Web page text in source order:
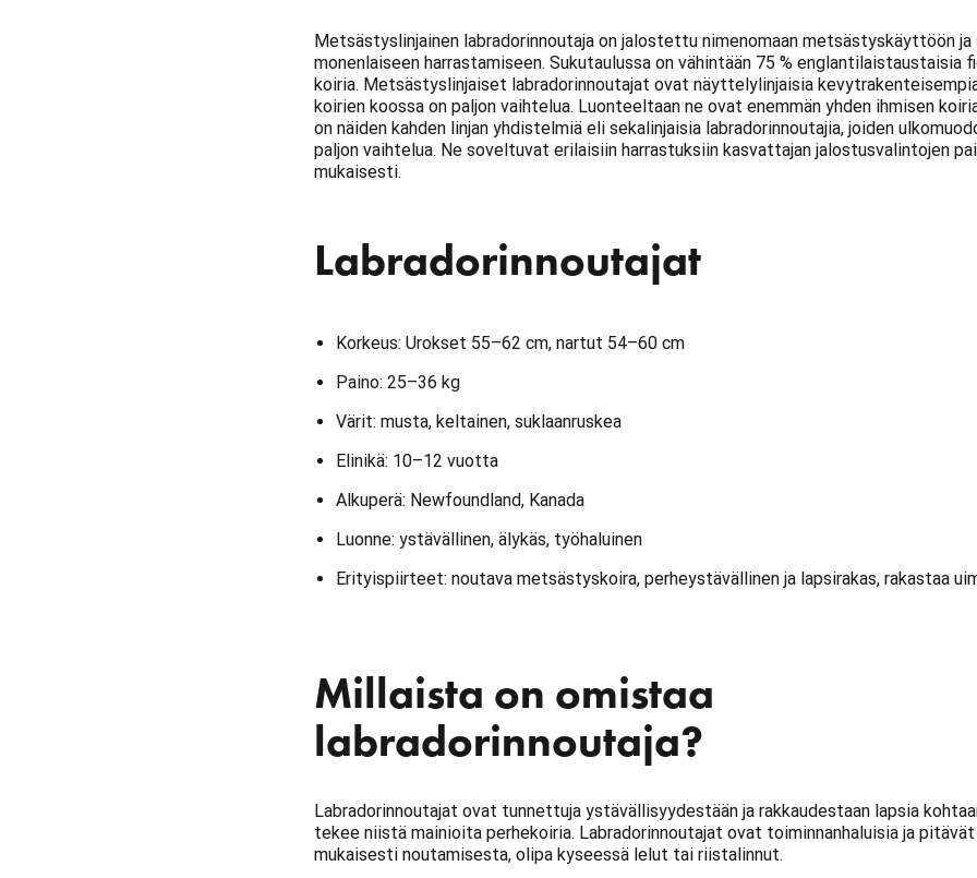
Metsästyslinjainen labradorinnoutaja on jalostettu nimenomaan metsästyskäyttöön
monenlaiseen harrastamiseen. Sukutaulussa on vähintään 75 % englantilaistaustaisia
koiria. Metsästyslinjaiset labradorinnoutajat ovat näyttelylinjaisia
koirien koossa on paljon vaihtelua. Luonteeltaan ne ovat enemmän yhden ihmisen
on näiden kahden linjan yhdistelmiä eli sekalinjaisia labradorinnoutajia, joiden
paljon vaihtelua. Ne soveltuvat erilaisiin harrastuksiin kasvattajan jalostusvalintojen
mukaisesti.
Labradorinnoutajat
Korkeus: Urokset 55–62 cm, nartut 54–60 cm
Paino: 25–36 kg
Värit: musta, keltainen, suklaanruskea
Elinikä: 10–12 vuotta
Alkuperä: Newfoundland, Kanada
Luonne: ystävällinen, älykäs, työhaluinen
Erityispiirteet: noutava metsästyskoira, perheystävällinen ja lapsirakas, rakastaa
Millaista on omistaa
labradorinnoutaja?
Labradorinnoutajat ovat tunnettuja ystävällisyydestään ja rakkaudestaan lapsia
tekee niistä mainioita perhekoiria. Labradorinnoutajat ovat toiminnanhaluisia ja pitävät
mukaisesti noutamisesta, olipa kyseessä lelut tai riistalinnut.